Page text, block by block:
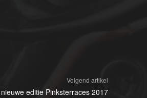
Volgend artikel
editie Pinksterraces 2017